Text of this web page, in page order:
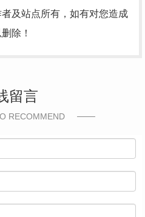
及站点所有，如有对您造成
除！
留言
RECOMMEND